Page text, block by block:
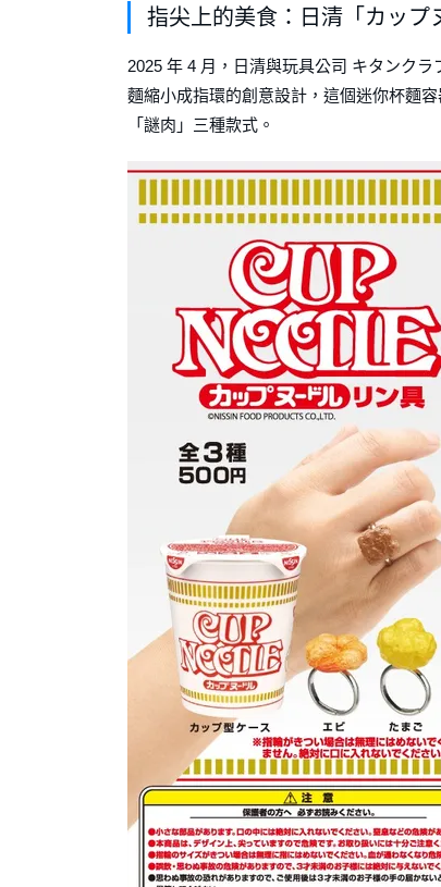
指尖上的美食：日清「カップ
2025 年 4 月，日清與玩具公司 キタンク
麵縮小成指環的創意設計，這個迷你杯麵
「謎肉」三種款式。